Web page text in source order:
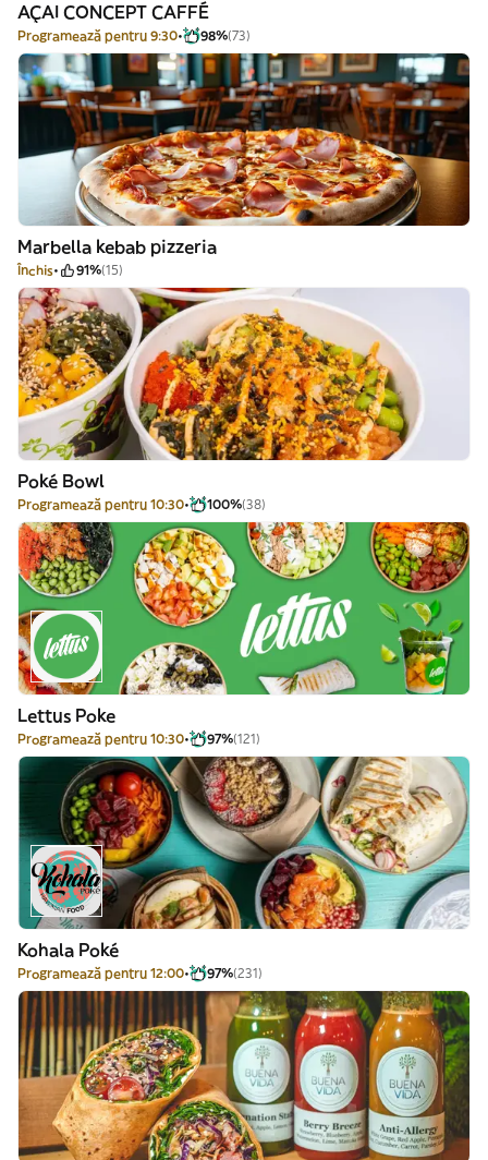
AÇAI CONCEPT CAFFÉ
Programează pentru 9:30 98%(73)
Marbella kebab pizzeria
Închis 91%(15)
Poké Bowl
Programează pentru 10:30 100%(38)
Lettus Poke
Programează pentru 10:30 97%(121)
Kohala Poké
Programează pentru 12:00 97%(231)